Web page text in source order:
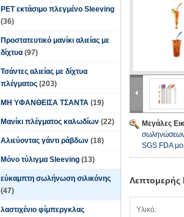
PET εκτάσιμο πλεγμένο Sleeving
(36)
Προστατευτικό μανίκι αλιείας με
δίχτυα (97)
Τσάντες αλιείας με δίχτυα
πλέγματος (203)
ΜΗ ΥΦΑΝΘΕΙΣΑ ΤΣΑΝΤΑ (19)
Μανίκι πλέγματος καλωδίων (22)
Αλιεύοντας γάντι ράβδων (18)
Μόνο τύλιγμα Sleeving (13)
εύκαμπτη σωλήνωση σιλικόνης
(47)
λαστιχένιο φίμπεργκλας
Μεγάλες
SGS FDA
Λεπτομερής
Υλικό: